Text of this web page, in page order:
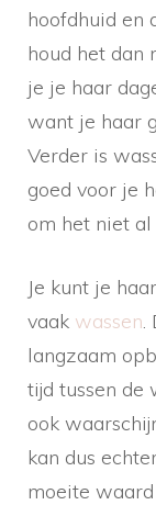
hoofdhuid en
houd het dan
je je haar
want je haar
Verder is
goed voor je
om het niet al
Je kunt je
vaak wassen.
langzaam
tijd tussen de
ook
kan dus
moeite